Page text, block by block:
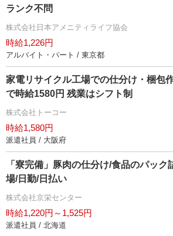
ランク不問
株式会社日本アメニティライフ協会
時給1,226円
アルバイト・パート / 東京都
家電リサイクル工場での仕分け・梱包
で時給1580円 残業はシフト制
株式会社トーコー
時給1,580円
派遣社員 / 大阪府
「寮完備」豚肉の仕分け/食品のパック
場/日勤/日払い
株式会社京栄センター
時給1,220円～1,525円
派遣社員 / 北海道